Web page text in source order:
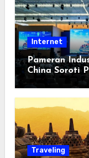
Internet
Pameran
China Soroti
Traveling